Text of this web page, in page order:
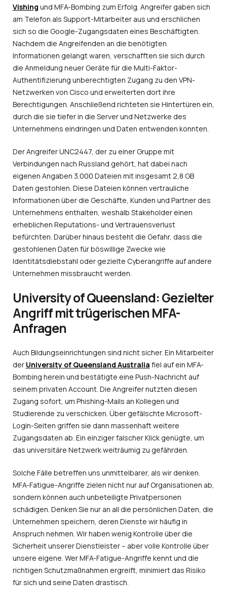
Vishing und MFA-Bombing zum Erfolg. Angreifer gaben sich
am Telefon als Support-Mitarbeiter aus und erschlichen
sich so die Google-Zugangsdaten eines Beschäftigten.
Nachdem die Angreifenden an die benötigten
Informationen gelangt waren, verschafften sie sich durch
die Anmeldung neuer Geräte für die Multi-Faktor-
Authentifizierung unberechtigten Zugang zu den VPN-
Netzwerken von Cisco und erweiterten dort ihre
Berechtigungen. Anschließend richteten sie Hintertüren ein,
durch die sie tiefer in die Server und Netzwerke des
Unternehmens eindringen und Daten entwenden konnten.
Der Angreifer UNC2447, der zu einer Gruppe mit
Verbindungen nach Russland gehört, hat dabei nach
eigenen Angaben 3.000 Dateien mit insgesamt 2,8 GB
Daten gestohlen. Diese Dateien können vertrauliche
Informationen über die Geschäfte, Kunden und Partner des
Unternehmens enthalten, weshalb Stakeholder einen
erheblichen Reputations- und Vertrauensverlust
befürchten. Darüber hinaus besteht die Gefahr, dass die
gestohlenen Daten für böswillige Zwecke wie
Identitätsdiebstahl oder gezielte Cyberangriffe auf andere
Unternehmen missbraucht werden.
University of Queensland: Gezielter
Angriff mit trügerischen MFA-
Anfragen
Auch Bildungseinrichtungen sind nicht sicher. Ein Mitarbeiter
der University of Queensland Australia fiel auf ein MFA-
Bombing herein und bestätigte eine Push-Nachricht auf
seinem privaten Account. Die Angreifer nutzten diesen
Zugang sofort, um Phishing-Mails an Kollegen und
Studierende zu verschicken. Über gefälschte Microsoft-
Login-Seiten griffen sie dann massenhaft weitere
Zugangsdaten ab. Ein einziger falscher Klick genügte, um
das universitäre Netzwerk weiträumig zu gefährden.
Solche Fälle betreffen uns unmittelbarer, als wir denken.
MFA-Fatigue-Angriffe zielen nicht nur auf Organisationen ab,
sondern können auch unbeteiligte Privatpersonen
schädigen. Denken Sie nur an all die persönlichen Daten, die
Unternehmen speichern, deren Dienste wir häufig in
Anspruch nehmen. Wir haben wenig Kontrolle über die
Sicherheit unserer Dienstleister – aber volle Kontrolle über
unsere eigene. Wer MFA-Fatigue-Angriffe kennt und die
richtigen Schutzmaßnahmen ergreift, minimiert das Risiko
für sich und seine Daten drastisch.